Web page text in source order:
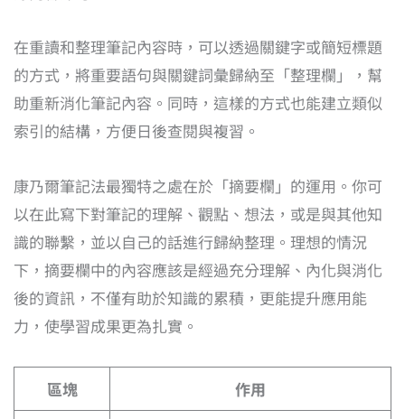
在重讀和整理筆記內容時，可以透過關鍵字或簡短標題
的方式，將重要語句與關鍵詞彙歸納至「整理欄」，幫
助重新消化筆記內容。同時，這樣的方式也能建立類似
索引的結構，方便日後查閱與複習。
康乃爾筆記法最獨特之處在於「摘要欄」的運用。你可
以在此寫下對筆記的理解、觀點、想法，或是與其他知
識的聯繫，並以自己的話進行歸納整理。理想的情況
下，摘要欄中的內容應該是經過充分理解、內化與消化
後的資訊，不僅有助於知識的累積，更能提升應用能
力，使學習成果更為扎實。
區塊
作用